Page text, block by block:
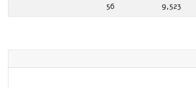
9,523
56